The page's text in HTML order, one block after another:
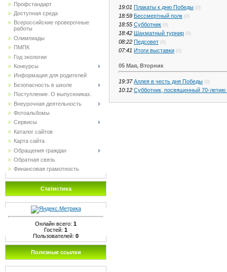
Профстандарт
Доступная среда
Всероссийские проверочные
работы
Олимпиады
ПМПК
Год экологии
Конкурсы
Информация для родителей
Безопасность в школе
Поступление. О выпускниках.
Внеурочная деятельность
Фотоальбомы
Сервисы
Каталог сайтов
Карта сайта
Обращения граждан
Обратная связь
Финансовая грамотность
Статистика
Онлайн всего: 1
Гостей: 1
Пользователей: 0
Полезные ссылки
19:01 Плакаты к дню Победы (0)
18:59 Бессмертный полк (0)
18:55 Субботник (0)
18:42 Шахматный турнир (0)
08:22 Педсовет (0)
07:41 Итоги выставки (0)
05 Мая, Вторник
19:37 Аллея в честь дня Победы (0)
10:12 Субботник, посвященный 70-